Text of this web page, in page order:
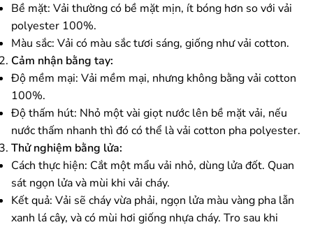
Bề mặt: Vải thường có bề mặt mịn, ít bóng hơn so với vải
polyester 100%.
Màu sắc: Vải có màu sắc tươi sáng, giống như vải cotton.
Cảm nhận bằng tay:
Độ mềm mại: Vải mềm mại, nhưng không bằng vải cotton
100%.
Độ thấm hút: Nhỏ một vài giọt nước lên bề mặt vải, nếu
nước thấm nhanh thì đó có thể là vải cotton pha polyester.
Thử nghiệm bằng lửa:
Cách thực hiện: Cắt một mẩu vải nhỏ, dùng lửa đốt. Quan
sát ngọn lửa và mùi khi vải cháy.
Kết quả: Vải sẽ cháy vừa phải, ngọn lửa màu vàng pha lẫn
xanh lá cây, và có mùi hơi giống nhựa cháy. Tro sau khi